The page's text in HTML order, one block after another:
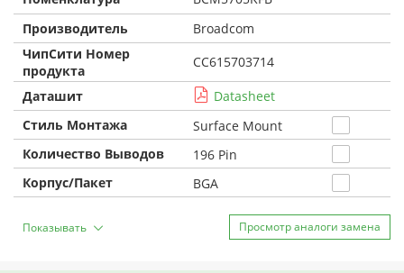
Производитель
Broadcom
ЧипСити Номер
продукта
CC615703714
Даташит
Datasheet
Стиль Монтажа
Surface Mount
Количество Выводов
196 Pin
Корпус/Пакет
BGA
Показывать Просмотр аналоги замена